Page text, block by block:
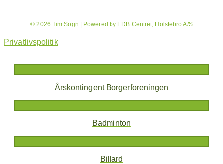
© 2026 Tim Sogn | Powered by EDB Centret, Holstebro A/S
Privatlivspolitik
Årskontingent Borgerforeningen
Badminton
Billard